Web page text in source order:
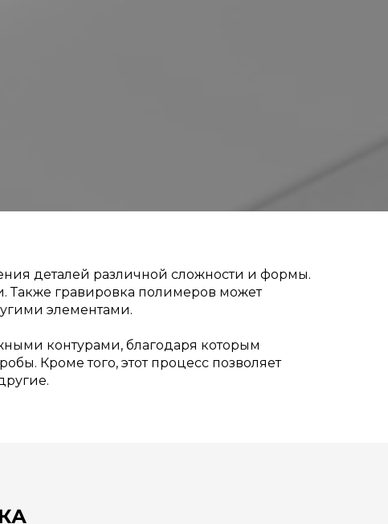
деталей различной сложности и формы.
Также гравировка полимеров может
элементами.
контурами, благодаря которым
Кроме того, этот процесс позволяет